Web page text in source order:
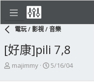
電玩 / 影視 / 音樂
[好康]pili 7,8
主
majimmy
開
5/16/04